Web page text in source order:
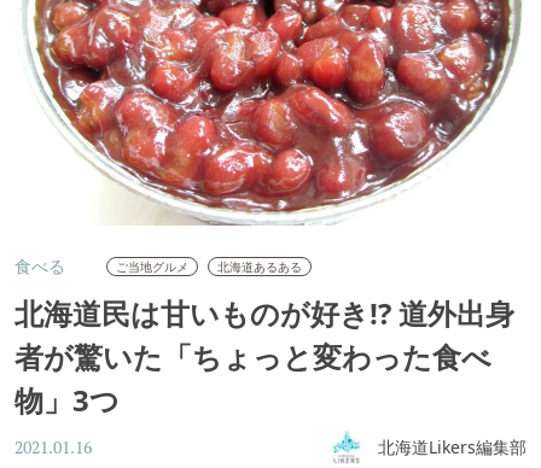
食べる ご当地グルメ 北海道あるある
北海道民は甘いものが好き!? 道外出身
者が驚いた「ちょっと変わった食べ
物」3つ
2021.01.16 北海道Likers編集部